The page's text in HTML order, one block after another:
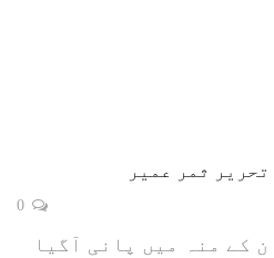
ثمر عمیر
کے منہ میں پانی آگیا